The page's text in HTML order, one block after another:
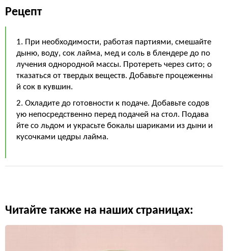
Рецепт
1. При необходимости, работая партиями, смешайте
дыню, воду, сок лайма, мед и соль в блендере до по
лучения однородной массы. Протереть через сито; о
тказаться от твердых веществ. Добавьте процеженны
й сок в кувшин.
2. Охладите до готовности к подаче. Добавьте содов
ую непосредственно перед подачей на стол. Подава
йте со льдом и украсьте бокалы шариками из дыни и
кусочками цедры лайма.
Читайте также на наших страницах: